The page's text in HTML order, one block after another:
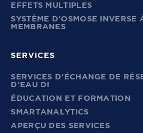
EFFETS MULTIPLES
SYSTÈME D'OSMOSE INVERSE
MEMBRANES
SERVICES
SERVICES D'ÉCHANGE DE
D'EAU DI
ÉDUCATION ET FORMATION
SMARTANALYTICS
APERÇU DES SERVICES